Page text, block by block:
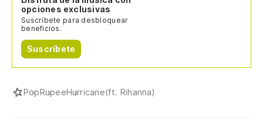
opciones exclusivas
Suscríbete para desbloquear
beneficios.
Suscríbete
PopRupeeHurricane(ft. Rihanna)